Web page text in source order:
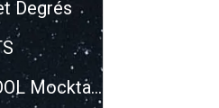
Degrés
Cocktails SANS ALCOOL Mocktails